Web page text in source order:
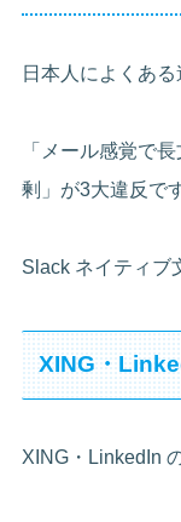
日本人によくあ
「メール感覚で
剰」が3大違反で
Slack ネイティブ
XING・
XING・LinkedIn